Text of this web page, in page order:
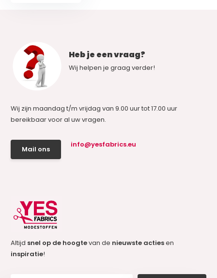
Heb je een vraag?
Wij helpen je graag verder!
Wij zijn maandag t/m vrijdag van 9.00 uur tot 17.00 uur
bereikbaar voor al uw vragen.
Mail ons
info@yesfabrics.eu
Altijd snel op de hoogtevan de nieuwste actiesen
inspiratie!